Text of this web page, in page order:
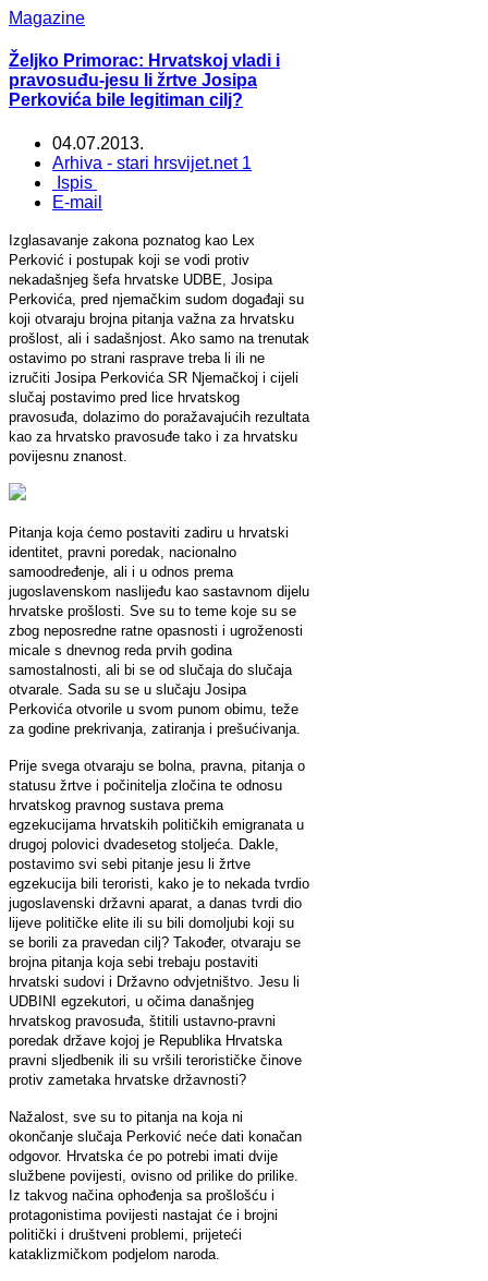
Magazine
Željko Primorac: Hrvatskoj vladi i
pravosuđu-jesu li žrtve Josipa
Perkovića bile legitiman cilj?
04.07.2013.
Arhiva - stari hrsvijet.net 1
Ispis
E-mail
Izglasavanje zakona poznatog kao Lex
Perković i postupak koji se vodi protiv
nekadašnjeg šefa hrvatske UDBE, Josipa
Perkovića, pred njemačkim sudom događaji su
koji otvaraju brojna pitanja važna za hrvatsku
prošlost, ali i sadašnjost. Ako samo na trenutak
ostavimo po strani rasprave treba li ili ne
izručiti Josipa Perkovića SR Njemačkoj i cijeli
slučaj postavimo pred lice hrvatskog
pravosuđa, dolazimo do poražavajućih rezultata
kao za hrvatsko pravosuđe tako i za hrvatsku
povijesnu znanost.
Pitanja koja ćemo postaviti zadiru u hrvatski
identitet, pravni poredak, nacionalno
samoodređenje, ali i u odnos prema
jugoslavenskom naslijeđu kao sastavnom dijelu
hrvatske prošlosti. Sve su to teme koje su se
zbog neposredne ratne opasnosti i ugroženosti
micale s dnevnog reda prvih godina
samostalnosti, ali bi se od slučaja do slučaja
otvarale. Sada su se u slučaju Josipa
Perkovića otvorile u svom punom obimu, teže
za godine prekrivanja, zatiranja i prešućivanja.
Prije svega otvaraju se bolna, pravna, pitanja o
statusu žrtve i počinitelja zločina te odnosu
hrvatskog pravnog sustava prema
egzekucijama hrvatskih političkih emigranata u
drugoj polovici dvadesetog stoljeća. Dakle,
postavimo svi sebi pitanje jesu li žrtve
egzekucija bili teroristi, kako je to nekada tvrdio
jugoslavenski državni aparat, a danas tvrdi dio
lijeve političke elite ili su bili domoljubi koji su
se borili za pravedan cilj? Također, otvaraju se
brojna pitanja koja sebi trebaju postaviti
hrvatski sudovi i Državno odvjetništvo. Jesu li
UDBINI egzekutori, u očima današnjeg
hrvatskog pravosuđa, štitili ustavno-pravni
poredak države kojoj je Republika Hrvatska
pravni sljedbenik ili su vršili terorističke činove
protiv zametaka hrvatske državnosti?
Nažalost, sve su to pitanja na koja ni
okončanje slučaja Perković neće dati konačan
odgovor. Hrvatska će po potrebi imati dvije
službene povijesti, ovisno od prilike do prilike.
Iz takvog načina ophođenja sa prošlošću i
protagonistima povijesti nastajat će i brojni
politički i društveni problemi, prijeteći
kataklizmičkom podjelom naroda.